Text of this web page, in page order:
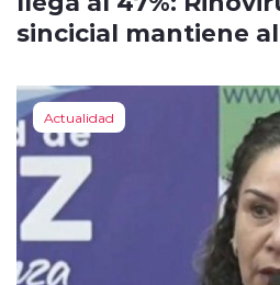
sincicial mantiene
Actualidad